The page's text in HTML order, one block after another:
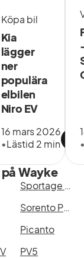
Köpa bil
Kia
lägger
ner
populära
elbilen
Niro EV
16 mars 2026
•Lästid 2 min
Wayke
Sportage PHEV
Sorento PHEV
Picanto
PV5